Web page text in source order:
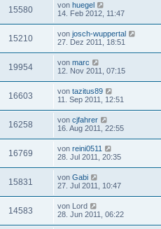
15580 von huegel
14. Feb 2012, 11:47
15210 von josch-wuppertal
27. Dez 2011, 18:51
19954 von marc
12. Nov 2011, 07:15
16603 von tazitus89
11. Sep 2011, 12:51
16258 von cjfahrer
16. Aug 2011, 22:55
16769 von reini0511
28. Jul 2011, 20:35
15831 von Gabi
27. Jul 2011, 10:47
14583 von Lord
28. Jun 2011, 06:22